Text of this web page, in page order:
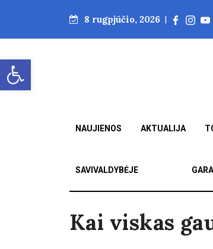
Open toolbar
8 rugpjūčio, 2026 |
NAUJIENOS AKTUALIJA
SAVIVALDYBĖJE
Kai viskas